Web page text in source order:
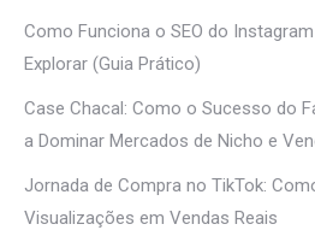
Como Funciona o SEO do
Explorar (Guia Prático)
Case Chacal: Como o Sucesso do
a Dominar Mercados de Nicho e
Jornada de Compra no TikTok:
Visualizações em Vendas Reais